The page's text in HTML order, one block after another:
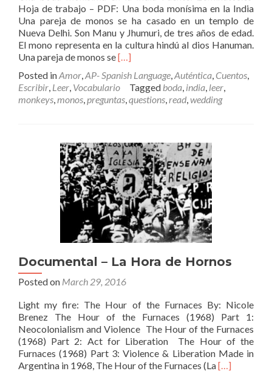
Hoja de trabajo – PDF: Una boda monísima en la India
Una pareja de monos se ha casado en un templo de
Nueva Delhi. Son Manu y Jhumuri, de tres años de edad.
El mono representa en la cultura hindú al dios Hanuman.
Una pareja de monos seRead
about
Una
boda
la
India
[…]
Posted inAmor,AP- Spanish Language,Auténtica, Cuentos,
Escribir, Leer, Vocabulario Tagged boda, india, leer,
monkeys,monos,preguntas,questions,read,wedding
Documental – La Hora de Hornos
Posted on March 29, 2016
Light my fire: The Hour of the Furnaces By: Nicole
Brenez The Hour of the Furnaces (1968) Part 1:
Neocolonialism and Violence The Hour of the Furnaces
(1968) Part 2: Act for Liberation The Hour of the
Furnaces (1968) Part 3: Violence & Liberation Made in
Argentina in 1968, The Hour of the Furnaces (LaRead
[…]